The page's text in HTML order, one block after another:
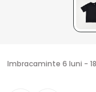
Imbracaminte 6 luni -